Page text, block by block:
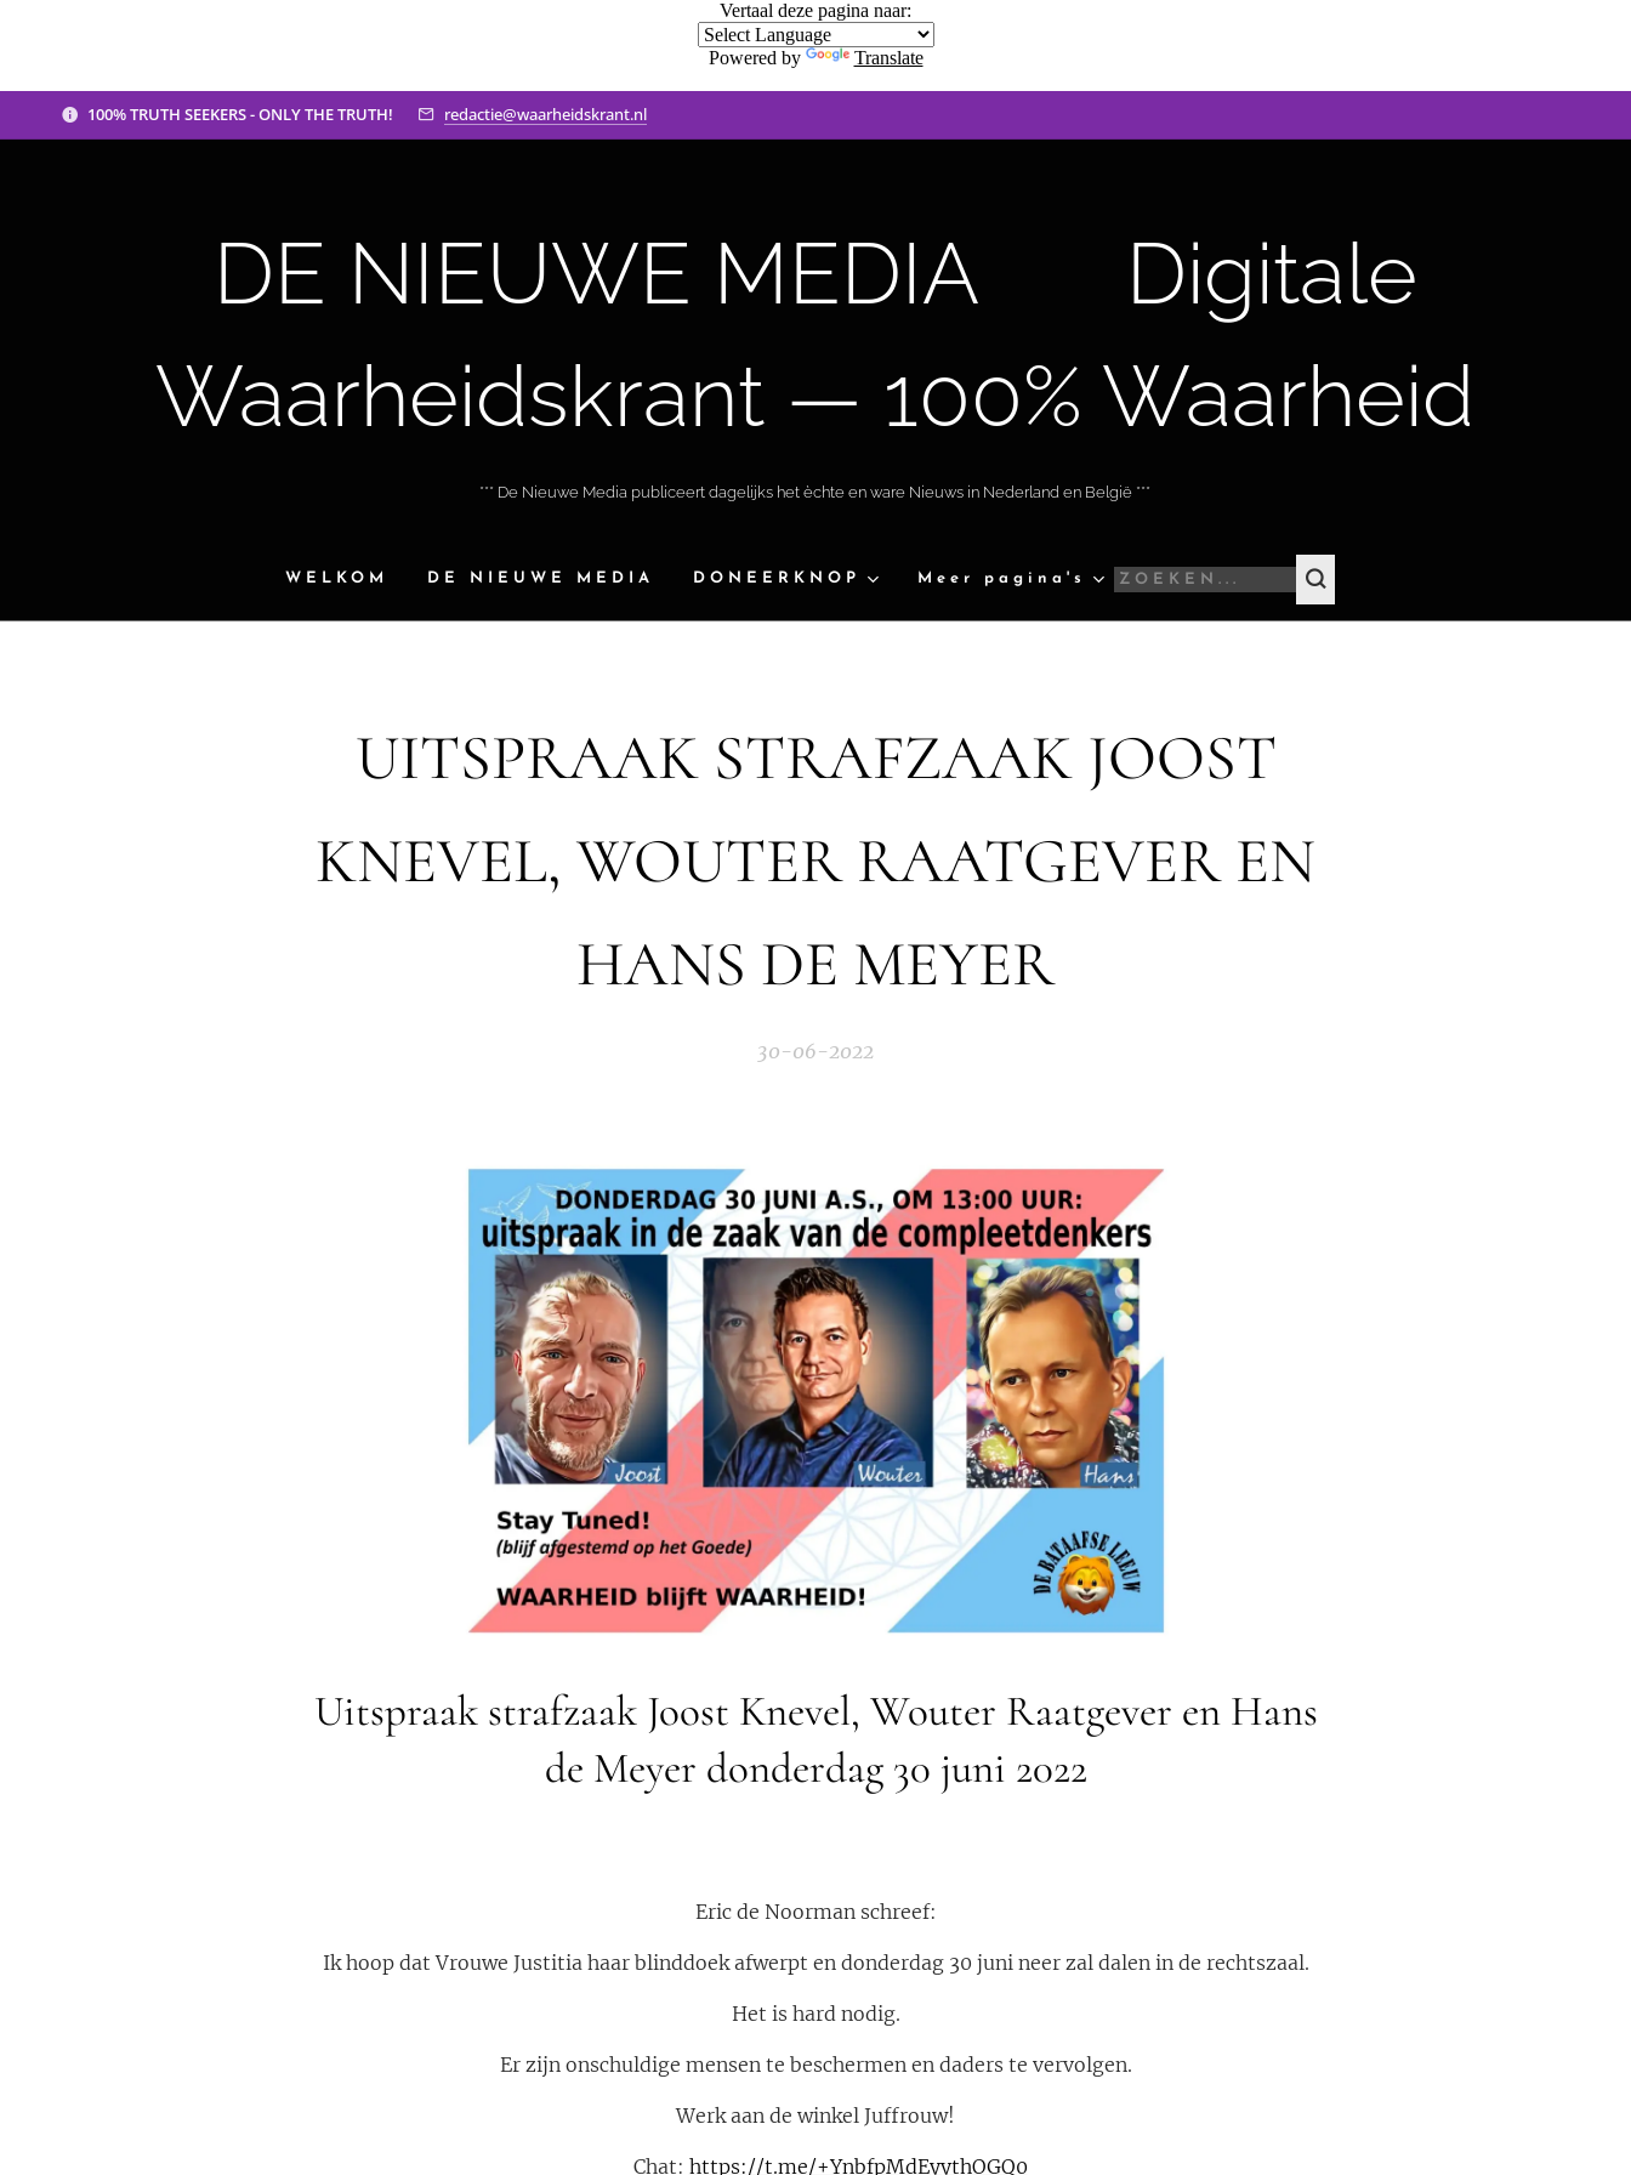
Vertaal deze pagina naar:
Powered by Translate
100% TRUTH SEEKERS - ONLY THE TRUTH! redactie@waarheidskrant.nl
DE NIEUWE MEDIA 🟣 Digitale
Waarheidskrant — 100% Waarheid
*** De Nieuwe Media publiceert dagelijks het èchte en ware Nieuws in Nederland en België ***
WELKOM DE NIEUWE MEDIA DONEERKNOP Meer pagina's
UITSPRAAK STRAFZAAK JOOST
KNEVEL, WOUTER RAATGEVER EN
HANS DE MEYER
30-06-2022
Uitspraak strafzaak Joost Knevel, Wouter Raatgever en Hans
de Meyer donderdag 30 juni 2022
Eric de Noorman schreef:
Ik hoop dat Vrouwe Justitia haar blinddoek afwerpt en donderdag 30 juni neer zal dalen in de rechtszaal.
Het is hard nodig.
Er zijn onschuldige mensen te beschermen en daders te vervolgen.
Werk aan de winkel Juffrouw!
💥 Chat: https://t.me/+YnbfpMdEyythOGQ0